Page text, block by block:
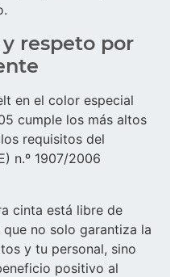
respeto por
en el color especial
cumple los más altos
requisitos del
n.º 1907/2006
cinta está libre de
no solo garantiza la
y tu personal, sino
positivo al